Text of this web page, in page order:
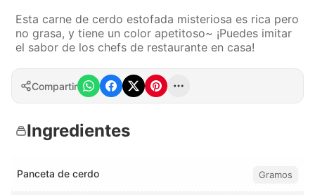
Esta carne de cerdo estofada misteriosa es rica pero
no grasa, y tiene un color apetitoso~ ¡Puedes imitar
el sabor de los chefs de restaurante en casa!
Compartir
Ingredientes
Panceta de cerdo Gramos